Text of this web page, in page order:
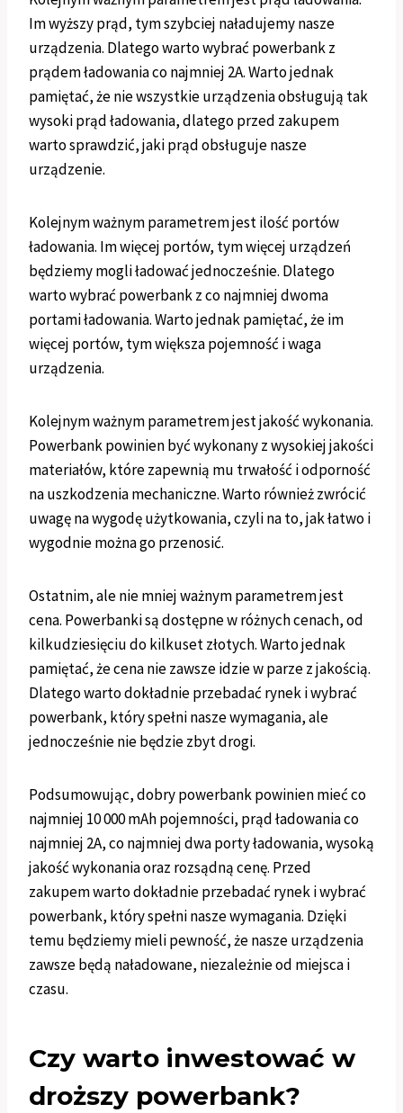
Im wyższy prąd, tym szybciej naładujemy nasze
urządzenia. Dlatego warto wybrać powerbank z
prądem ładowania co najmniej 2A. Warto jednak
pamiętać, że nie wszystkie urządzenia obsługują tak
wysoki prąd ładowania, dlatego przed zakupem
warto sprawdzić, jaki prąd obsługuje nasze
urządzenie.
Kolejnym ważnym parametrem jest ilość portów
ładowania. Im więcej portów, tym więcej urządzeń
będziemy mogli ładować jednocześnie. Dlatego
warto wybrać powerbank z co najmniej dwoma
portami ładowania. Warto jednak pamiętać, że im
więcej portów, tym większa pojemność i waga
urządzenia.
Kolejnym ważnym parametrem jest jakość wykonania.
Powerbank powinien być wykonany z wysokiej jakości
materiałów, które zapewnią mu trwałość i odporność
na uszkodzenia mechaniczne. Warto również zwrócić
uwagę na wygodę użytkowania, czyli na to, jak łatwo i
wygodnie można go przenosić.
Ostatnim, ale nie mniej ważnym parametrem jest
cena. Powerbanki są dostępne w różnych cenach, od
kilkudziesięciu do kilkuset złotych. Warto jednak
pamiętać, że cena nie zawsze idzie w parze z jakością.
Dlatego warto dokładnie przebadać rynek i wybrać
powerbank, który spełni nasze wymagania, ale
jednocześnie nie będzie zbyt drogi.
Podsumowując, dobry powerbank powinien mieć co
najmniej 10 000 mAh pojemności, prąd ładowania co
najmniej 2A, co najmniej dwa porty ładowania, wysoką
jakość wykonania oraz rozsądną cenę. Przed
zakupem warto dokładnie przebadać rynek i wybrać
powerbank, który spełni nasze wymagania. Dzięki
temu będziemy mieli pewność, że nasze urządzenia
zawsze będą naładowane, niezależnie od miejsca i
czasu.
Czy warto inwestować w
droższy powerbank?